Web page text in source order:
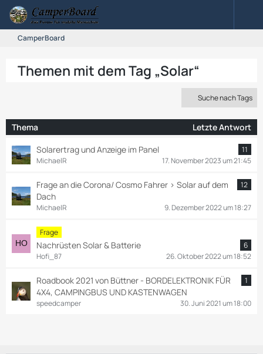
CamperBoard
Themen mit dem Tag „Solar“
Suche nach Tags
Thema
Letzte Antwort
Solarertrag und Anzeige im Panel
11
MichaelR
17. November 2023 um 21:45
Frage an die Corona/ Cosmo Fahrer > Solar auf dem
Dach
12
MichaelR 9. Dezember 2022 um 18:27
Frage
Nachrüsten Solar & Batterie
6
Hofi_87
26. Oktober 2022 um 18:52
Roadbook 2021 von Büttner - BORDELEKTRONIK FÜR
4X4, CAMPINGBUS UND KASTENWAGEN
1
speedcamper 30. Juni 2021 um 18:00